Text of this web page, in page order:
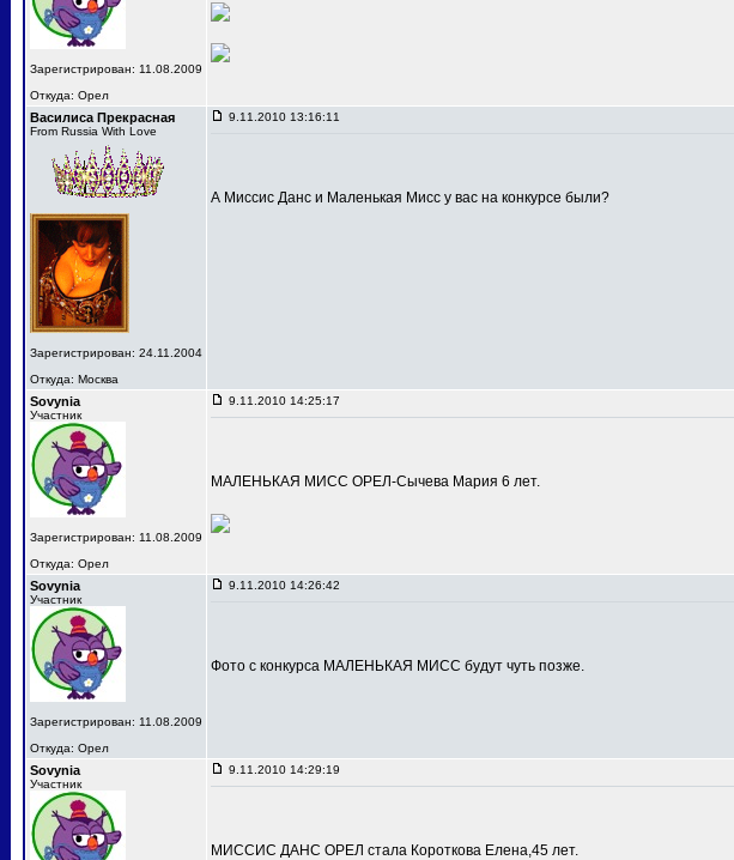
Зарегистрирован: 11.08.2009
Откуда: Орел
Василиса Прекрасная
From Russia With Love
Зарегистрирован: 24.11.2004
Откуда: Москва
9.11.2010 13:16:11
А Миссис Данс и Маленькая Мисс у вас на конкурсе были?
Sovynia
Участник
Зарегистрирован: 11.08.2009
Откуда: Орел
9.11.2010 14:25:17
МАЛЕНЬКАЯ МИСС ОРЕЛ-Сычева Мария 6 лет.
Sovynia
Участник
Зарегистрирован: 11.08.2009
Откуда: Орел
9.11.2010 14:26:42
Фото с конкурса МАЛЕНЬКАЯ МИСС будут чуть позже.
Sovynia
Участник
9.11.2010 14:29:19
МИССИС ДАНС ОРЕЛ стала Короткова Елена,45 лет.